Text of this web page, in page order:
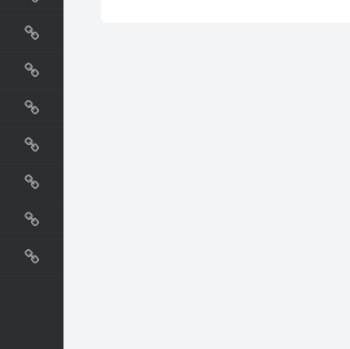
国外网站
生活
直播
动漫
电影
教程
纪录片